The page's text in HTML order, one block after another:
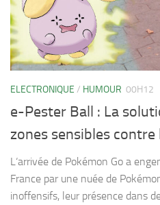
ELECTRONIQUE / HUMOUR 00H12
e-Pester Ball : La
zones sensibles contre
L‘arrivée de Pokémon Go a
France par une nuée de
inoffensifs, leur présence dans